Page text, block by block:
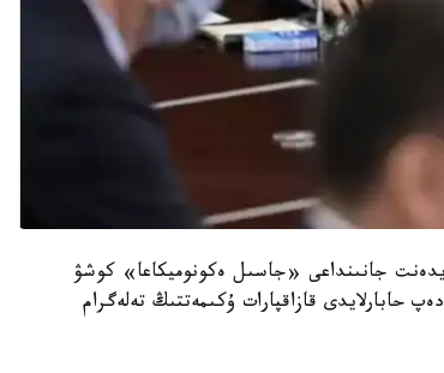
جانىنداعى «جاسىل ەكونوميكاعا» كوشۋ
حابارلايدى قازاقپارات ۇكىمەتتىڭ تەلەگرام